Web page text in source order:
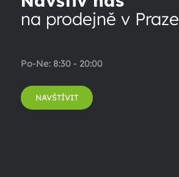
na prodejně v Praze
Po-Ne: 8:30 - 20:00
NAVŠTÍVIT